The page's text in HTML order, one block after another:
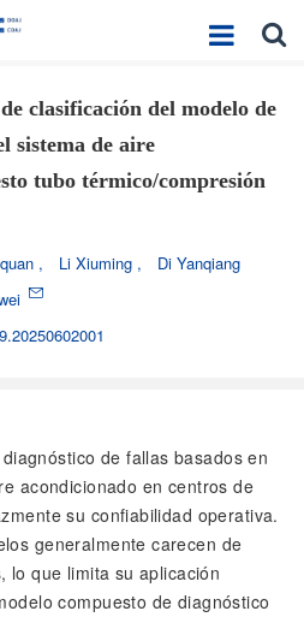
clasificación del modelo de
sistema de aire
tubo térmico/compresión
, Li Xiuming ,
Di Yanqiang
de fallas basados en
acondicionado en centros de
su confiabilidad operativa.
generalmente carecen de
lo que limita su aplicación
compuesto de diagnóstico